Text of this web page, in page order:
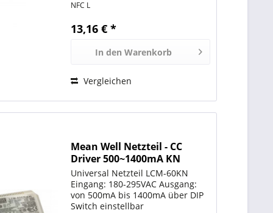
www.osram.de
NFC L
13,16 € *
In den Warenkorb
Vergleichen
Mean Well Netzteil - CC
Driver 500~1400mA KN
(KNX)
Universal Netzteil LCM-60KN
Eingang: 180-295VAC Ausgang:
von 500mA bis 1400mA über DIP
Switch einstellbar